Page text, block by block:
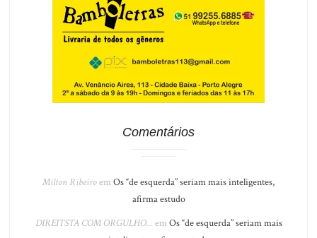
Comentários
Milton Ribeiroem Os “de esquerda” seriam mais inteligentes,
afirma estudo
DIREITSTA COM ORGULHO... em Os “de esquerda” seriam mais